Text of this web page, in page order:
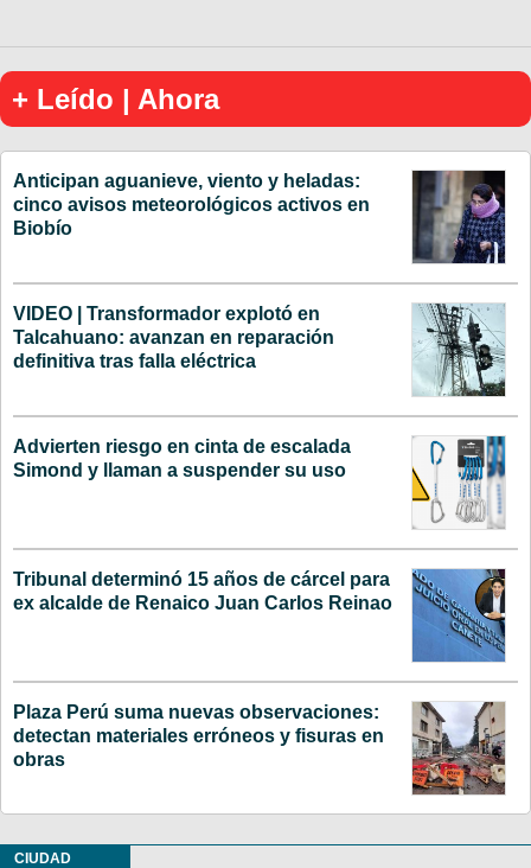
+ Leído | Ahora
Anticipan aguanieve, viento y heladas:
cinco avisos meteorológicos activos en
Biobío
VIDEO | Transformador explotó en
Talcahuano: avanzan en reparación
definitiva tras falla eléctrica
Advierten riesgo en cinta de escalada
Simond y llaman a suspender su uso
Tribunal determinó 15 años de cárcel para
ex alcalde de Renaico Juan Carlos Reinao
Plaza Perú suma nuevas observaciones:
detectan materiales erróneos y fisuras en
obras
CIUDAD